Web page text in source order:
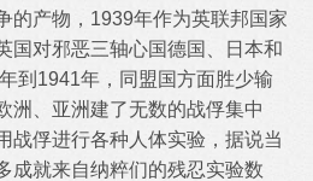
产物，1939年作为英联邦国家
国对邪恶三轴心国德国、日本和
到1941年，同盟国方面胜少输
洲、亚洲建了无数的战俘集中
战俘进行各种人体实验，据说当
成就来自纳粹们的残忍实验数